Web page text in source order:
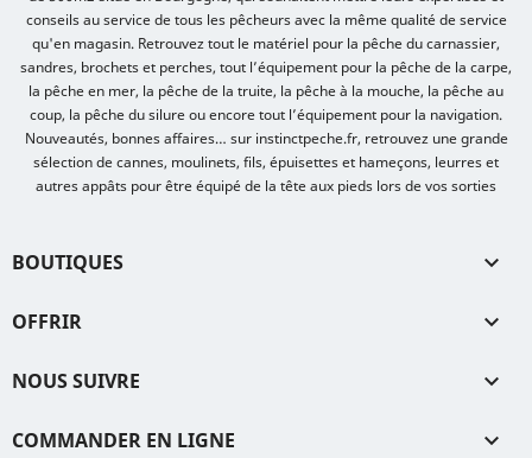
conseils au service de tous les pêcheurs avec la même qualité de service
qu'en magasin. Retrouvez tout le matériel pour la pêche du carnassier,
sandres, brochets et perches, tout l’équipement pour la pêche de la carpe,
la pêche en mer, la pêche de la truite, la pêche à la mouche, la pêche au
coup, la pêche du silure ou encore tout l’équipement pour la navigation.
Nouveautés, bonnes affaires… sur instinctpeche.fr, retrouvez une grande
sélection de cannes, moulinets, fils, épuisettes et hameçons, leurres et
autres appâts pour être équipé de la tête aux pieds lors de vos sorties
BOUTIQUES 
OFFRIR 
NOUS SUIVRE 
COMMANDER EN LIGNE 